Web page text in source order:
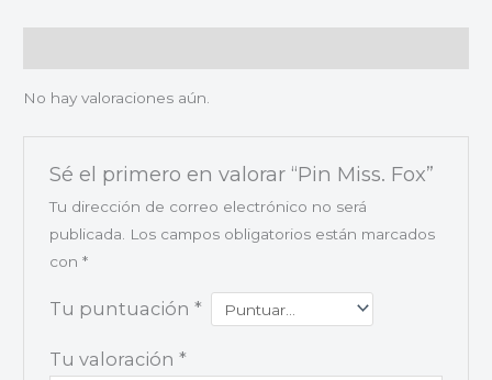
No hay valoraciones aún.
Sé el primero en valorar “Pin Miss. Fox”
Tu dirección de correo electrónico no será
publicada.
Los campos obligatorios están marcados
con *
Tu puntuación *
Tu valoración *